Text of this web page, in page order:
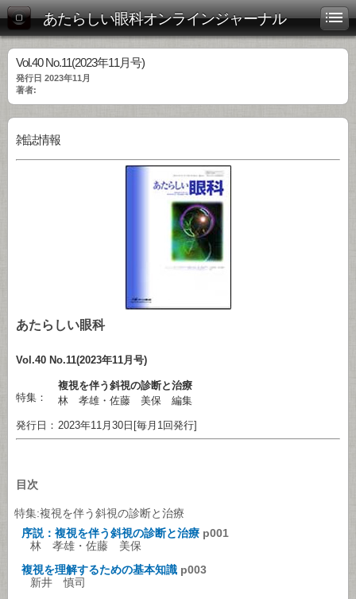
あたらしい眼科オンラインジャーナル
Vol.40 No.11(2023年11月号)
発行日 2023年11月
著者:
雑誌情報
あたらしい眼科
Vol.40 No.11(2023年11月号)
特集：
複視を伴う斜視の診断と治療
林 孝雄・佐藤 美保 編集
発行日： 2023年11月30日[毎月1回発行]
目次
特集:複視を伴う斜視の診断と治療
序説：複視を伴う斜視の診断と治療 p001
林 孝雄・佐藤 美保
複視を理解するための基本知識 p003
新井 慎司